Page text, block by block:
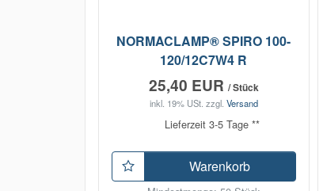
NORMACLAMP® SPIRO 100-
120/12C7W4 R
25,40 EUR / Stück
inkl. 19% USt. zzgl. Versand
Lieferzeit 3-5 Tage **
Warenkorb